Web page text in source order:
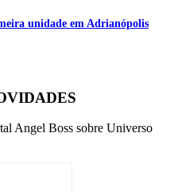
unidade em Adrianópolis
Angel Boss sobre Universo